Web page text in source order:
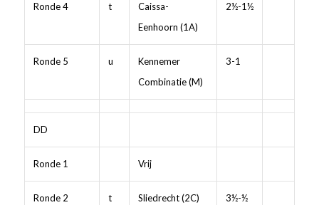
Ronde 4 t
Caissa-
Eenhoorn (1A)
2½-1½
Ronde 5 u
Kennemer
Combinatie (M)
3-1
DD
Ronde 1 Vrij
Ronde 2 t Sliedrecht (2C) 3½-½